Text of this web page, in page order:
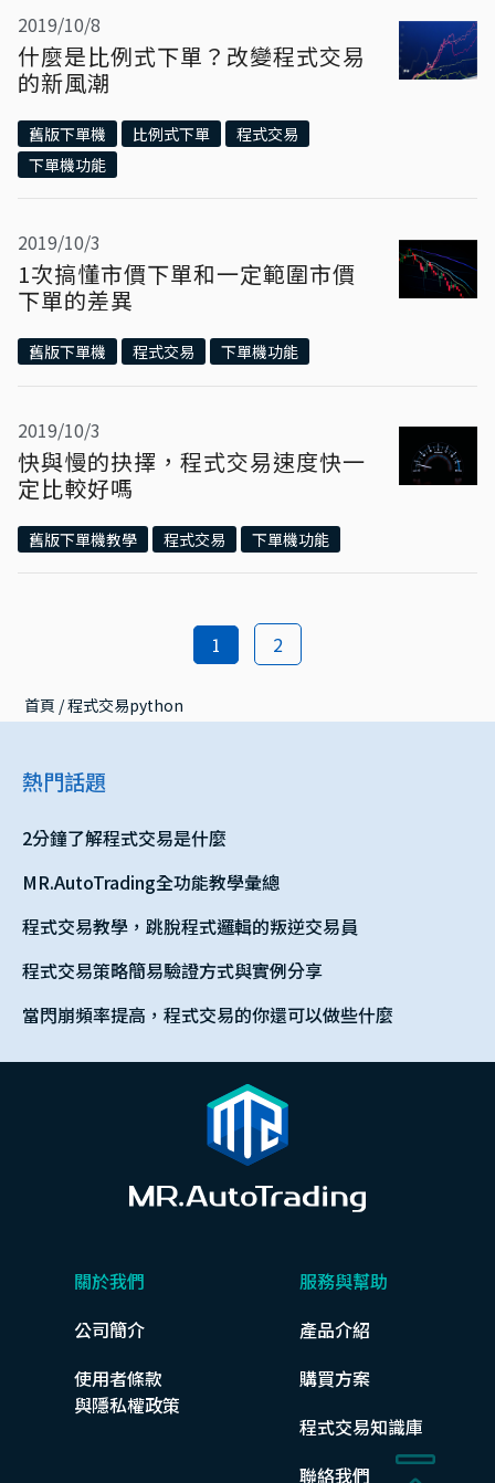
2019/10/8
什麼是比例式下單？改變程式交易
的新風潮
舊版下單機 比例式下單
程式交易
下單機功能
2019/10/3
1次搞懂市價下單和一定範圍市價
下單的差異
舊版下單機 程式交易 下單機功能
2019/10/3
快與慢的抉擇，程式交易速度快一
定比較好嗎
舊版下單機教學 程式交易 下單機功能
1 2
首頁 / 程式交易python
熱門話題
2分鐘了解程式交易是什麼
MR.AutoTrading全功能教學彙總
程式交易教學，跳脫程式邏輯的叛逆交易員
程式交易策略簡易驗證方式與實例分享
當閃崩頻率提高，程式交易的你還可以做些什麼
關於我們
公司簡介
使用者條款
與隱私權政策
服務與幫助
產品介紹
購買方案
程式交易知識庫
聯絡我們